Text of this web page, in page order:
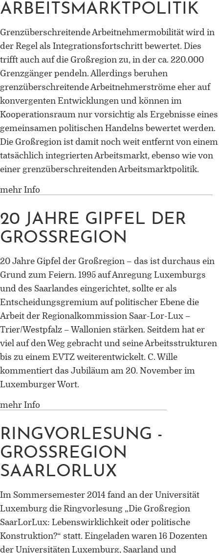
Grenzforschung an der Universität
Leiter des Interdisziplinären
Kompetenzzentrums „UniGR-
for Border Studies“
Stv. Leiter des trinationalen Master
Border Studies
Forschung zu Raum-, Identitäts-,
Praxis-, Grenztheorien und
vergrenzten Lebenswelten
Gründungsmitglied der
Arbeitsgruppen „Cultural Border
(UniGR-CBS) und „LABOR
Gutachter für internationale
Fördereinrichtungen
Mitherausgeber der Buchreihe
„Border Studies. Cultures, Spaces,
Orders” (Nomos)
Forschungsaufenthalte an der
Universität Flensburg, Viadrina
Universität Frankfurt (Oder),
Universität Lothringen, Universität
Duisburg-Essen
ARBEITSMARKTPOLITIK
Grenzüberschreitende Arbeitnehmermobilität wird in
der Regel als Integrationsfortschritt bewertet. Dies
trifft auch auf die Großregion zu, in der ca. 220.000
Grenzgänger pendeln. Allerdings beruhen
grenzüberschreitende Arbeitnehmerströme eher auf
konvergenten Entwicklungen und können im
Kooperationsraum nur vorsichtig als Ergebnisse eines
gemeinsamen politischen Handelns bewertet werden.
Die Großregion ist damit noch weit entfernt von einem
tatsächlich integrierten Arbeitsmarkt, ebenso wie von
einer grenzüberschreitenden Arbeitsmarktpolitik.
mehr Info
20 JAHRE GIPFEL DER
GROSSREGION
20 Jahre Gipfel der Großregion – das ist durchaus ein
Grund zum Feiern. 1995 auf Anregung Luxemburgs
und des Saarlandes eingerichtet, sollte er als
Entscheidungsgremium auf politischer Ebene die
Arbeit der Regionalkommission Saar-Lor-Lux –
Trier/Westpfalz – Wallonien stärken. Seitdem hat er
viel auf den Weg gebracht und seine Arbeitsstrukturen
bis zu einem EVTZ weiterentwickelt. C. Wille
kommentiert das Jubiläum am 20. November im
Luxemburger Wort.
mehr Info
RINGVORLESUNG -
GROSSREGION S
AARLORLUX
Im Sommersemester 2014 fand an der Universität
Luxemburg die Ringvorlesung „Die Großregion
SaarLorLux: Lebenswirklichkeit oder politische
Konstruktion?“ statt. Eingeladen waren 16 Dozenten
der Universitäten Luxemburg, Saarland und